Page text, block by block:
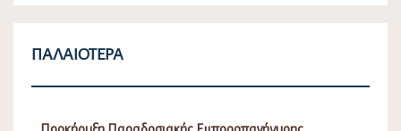
ΠΑΛΑΙΌΤΕΡΑ